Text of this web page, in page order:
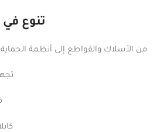
تنوع في
من الأسلاك والقواطع إلى أنظمة الحماية